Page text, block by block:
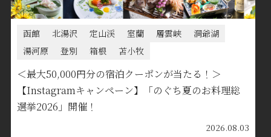
函館 北湯沢 定山渓 室蘭 層雲峡
洞爺湖
湯河原
登別 箱根 苫小牧
＜最大50,000円分の宿泊クーポンが当たる！＞
【Instagramキャンペーン】「のぐち夏のお料理総
選挙2026」開催！
2026.08.03